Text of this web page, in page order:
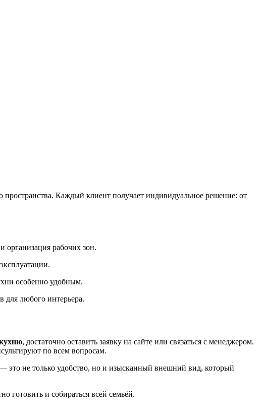
Каждый клиент получает индивидуальное решение: от
рабочих зон.
особенно удобным.
для любого интерьера.
, достаточно оставить заявку на сайте или связаться с менеджером.
по всем вопросам.
это не только удобство, но и изысканный внешний вид, который
готовить и собираться всей семьёй.